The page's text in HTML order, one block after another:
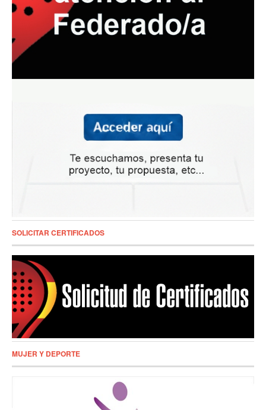
SOLICITAR CERTIFICADOS
MUJER Y DEPORTE